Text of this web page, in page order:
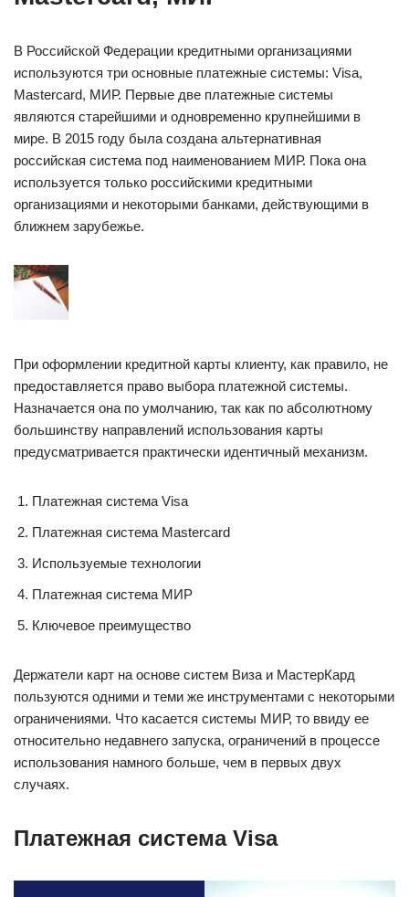
В Российской Федерации кредитными организациями
используются три основные платежные системы: Visa,
Mastercard, МИР. Первые две платежные системы
являются старейшими и одновременно крупнейшими в
мире. В 2015 году была создана альтернативная
российская система под наименованием МИР. Пока она
используется только российскими кредитными
организациями и некоторыми банками, действующими в
ближнем зарубежье.
При оформлении кредитной карты клиенту, как правило, не
предоставляется право выбора платежной системы.
Назначается она по умолчанию, так как по абсолютному
большинству направлений использования карты
предусматривается практически идентичный механизм.
Платежная система Visa
Платежная система Mastercard
Используемые технологии
Платежная система МИР
Ключевое преимущество
Держатели карт на основе систем Виза и МастерКард
пользуются одними и теми же инструментами с некоторыми
ограничениями. Что касается системы МИР, то ввиду ее
относительно недавнего запуска, ограничений в процессе
использования намного больше, чем в первых двух
случаях.
Платежная система Visa